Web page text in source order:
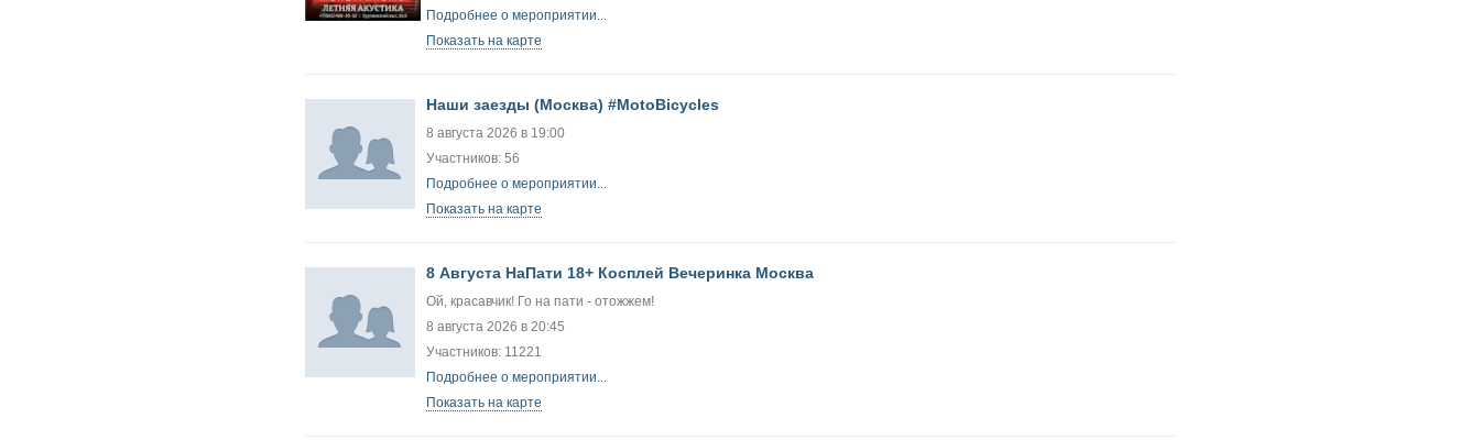
Подробнее о мероприятии...
Показать на карте
Наши заезды (Москва) #MotoBicycles
8 августа 2026 в 19:00
Участников: 56
Подробнее о мероприятии...
Показать на карте
8 Августа НаПати 18+ Косплей Вечеринка Москва
Ой, красавчик! Го на пати - отожжем!
8 августа 2026 в 20:45
Участников: 11221
Подробнее о мероприятии...
Показать на карте